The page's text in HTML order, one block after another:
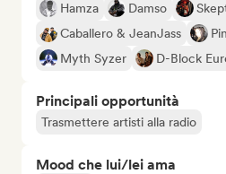
Hamza Damso
Caballero & JeanJass
Myth Syzer
D-Block
Principali opportunità
Trasmettere artisti alla radio
Mood che lui/lei ama